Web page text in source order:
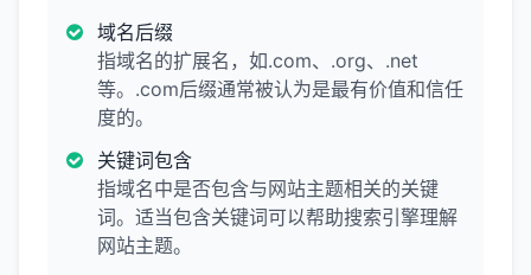
域名后缀
指域名的扩展名，如.com、.org、.net
等。.com后缀通常被认为是最有价值和信任
度的。
关键词包含
指域名中是否包含与网站主题相关的关键
词。适当包含关键词可以帮助搜索引擎理解
网站主题。